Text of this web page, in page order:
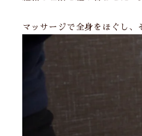
マッサージで全身をほぐし